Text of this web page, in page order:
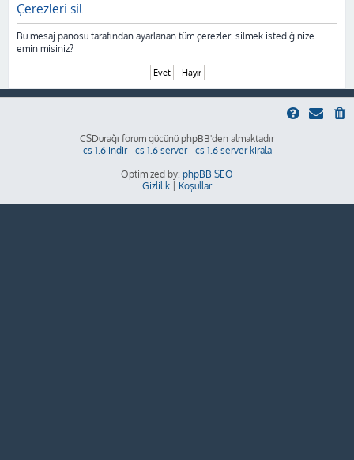
Çerezleri sil
Bu mesaj panosu tarafından ayarlanan tüm çerezleri silmek istediğinize
emin misiniz?
CSDurağı forum gücünü phpBB'den almaktadır
cs 1.6 indir- cs 1.6 server- cs 1.6 server kirala
Optimized by: phpBB SEO
Gizlilik
Koşullar